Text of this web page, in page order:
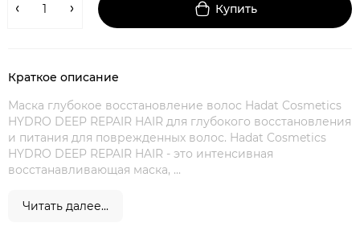
Купить
Краткое описание
Маска глубокое восстановление волос Hadat Cosmetics
HYDRO DEEP REPAIR HAIR для глубокого восстановления
и питания для поврежденных волос. Hadat Cosmetics
HYDRO DEEP REPAIR HAIR - это интенсивная
восстанавливающая маска, ...
Читать далее...